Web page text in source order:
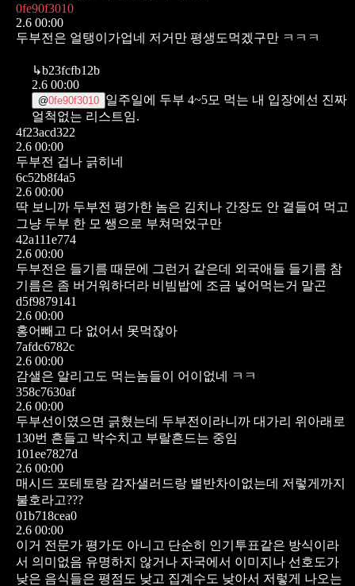
0fe90f3010
2.6 00:00
두부전은 얼탱이가업네 저거만 평생도먹겠구만 ㅋㅋㅋ
↳b23fcfb12b
2.6 00:00
@0fe90f3010 일주일에 두부 4~5모 먹는 내 입장에선 진짜
얼척없는 리스트임.
4f23acd322
2.6 00:00
두부전 겁나 긁히네
6c52b8f4a5
2.6 00:00
딱 보니까 두부전 평가한 놈은 김치나 간장도 안 곁들여 먹고
그냥 두부 한 모 쌩으로 부쳐먹었구만
42a111e774
2.6 00:00
두부전은 들기름 때문에 그런거 같은데 외국애들 들기름 참
기름은 좀 버거워하더라 비빔밥에 조금 넣어먹는거 말곤
d5f9879141
2.6 00:00
홍어빼고 다 없어서 못먹잖아
7afdc6782c
2.6 00:00
감샐은 알리고도 먹는놈들이 어이없네 ㅋㅋ
358c7630af
2.6 00:00
두부선이였으면 긁혔는데 두부전이라니까 대가리 위아래로
130번 흔들고 박수치고 부랄흔드는 중임
101ee7827d
2.6 00:00
매시드 포테토랑 감자샐러드랑 별반차이없는데 저렇게까지
불호라고???
01b718cea0
2.6 00:00
이거 전문가 평가도 아니고 단순히 인기투표같은 방식이라
서 의미없음 유명하지 않거나 자국에서 이미지나 선호도가
낮은 음식들은 평점도 낮고 집계수도 낮아서 저렇게 나오는